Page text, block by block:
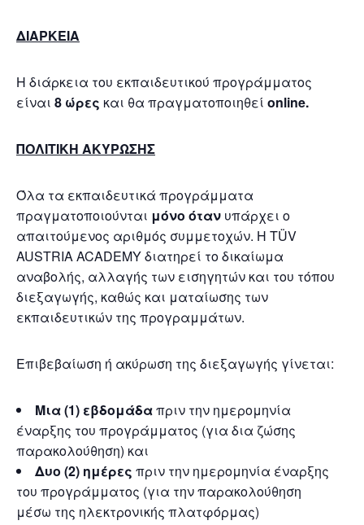
ΔΙΑΡΚΕΙΑ
Η διάρκεια του εκπαιδευτικού προγράμματος
είναι 8 ώρες και θα πραγματοποιηθεί online.
ΠΟΛΙΤΙΚΗ ΑΚΥΡΩΣΗΣ
Όλα τα εκπαιδευτικά προγράμματα
πραγματοποιούνται μόνο όταν υπάρχει ο
απαιτούμενος αριθμός συμμετοχών. Η TÜV
AUSTRIA ACADEMY διατηρεί το δικαίωμα
αναβολής, αλλαγής των εισηγητών και του τόπου
διεξαγωγής, καθώς και ματαίωσης των
εκπαιδευτικών της προγραμμάτων.
Επιβεβαίωση ή ακύρωση της διεξαγωγής γίνεται:
Μια (1) εβδομάδαπριν την ημερομηνία
έναρξης του προγράμματος (για δια ζώσης
παρακολούθηση) και
Δυο (2) ημέρες πριν την ημερομηνία έναρξης
του προγράμματος (για την παρακολούθηση
μέσω της ηλεκτρονικής πλατφόρμας)